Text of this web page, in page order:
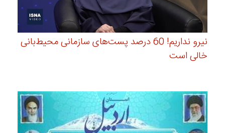
نیرو نداریم! 60 درصد پست‌های سازمانی محیط‌بانی
خالی است